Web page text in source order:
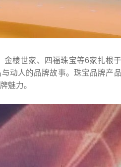
楼世家、四福珠宝等6家扎根于
动人的品牌故事。珠宝品牌产
魅力。